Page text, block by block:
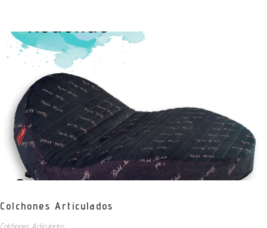
Colchones Articulados